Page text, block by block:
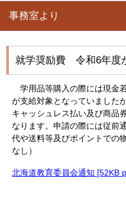
事務室より
就学奨励費 令和6年度
学用品等購入の際には現金
が支給対象となっていました
キャッシュレス払い及び商品
なります。申請の際には従前
代や送料等及びポイントでの
なし）
北海道教育委員会通知 [52KB